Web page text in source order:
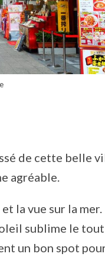
de cette belle
agréable.
la vue sur la
sublime le
un bon spot